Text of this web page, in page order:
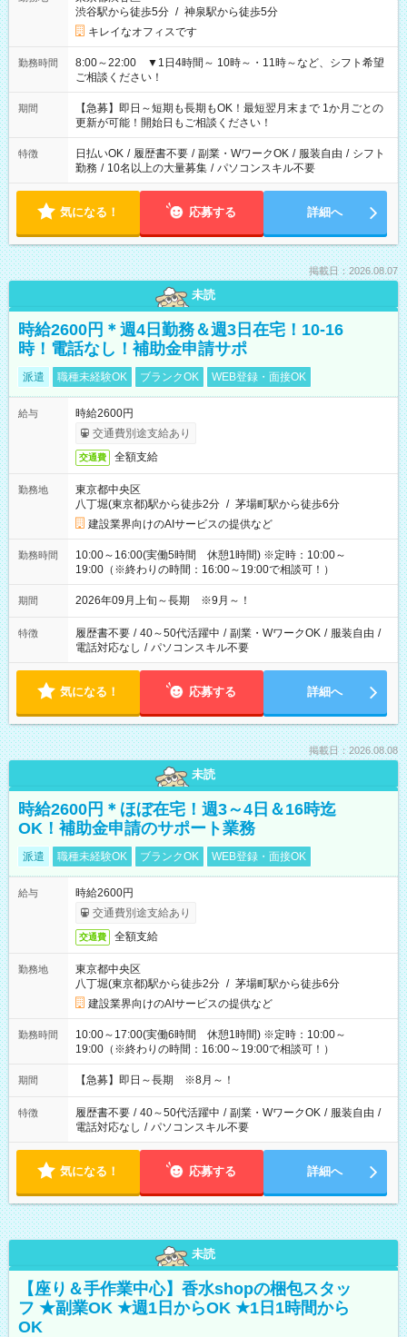
渋谷駅から徒歩5分 / 神泉駅から徒歩5分
キレイなオフィスです
勤務時間
8:00～22:00 ▼1日4時間～ 10時～・11時～など、シフト希望
ご相談ください！
期間
【急募】即日～短期も長期もOK！最短翌月末まで 1か月ごとの
更新が可能！開始日もご相談ください！
特徴 日払いOK / 履歴書不要 / 副業・WワークOK / 服装自由 / シフト
勤務 / 10名以上の大量募集 / パソコンスキル不要
気になる！ 応募する 詳細へ
掲載日：2026.08.07
未読
時給2600円＊週4日勤務＆週3日在宅！10-16
時！電話なし！補助金申請サポ
派遣 職種未経験OK ブランクOK WEB登録・面接OK
給与
時給2600円
交通費別途支給あり
交通費 全額支給
勤務地
東京都中央区
八丁堀(東京都)駅から徒歩2分 / 茅場町駅から徒歩6分
建設業界向けのAIサービスの提供など
勤務時間
10:00～16:00(実働5時間 休憩1時間) ※定時：10:00～
19:00（※終わりの時間：16:00～19:00で相談可！）
期間 2026年09月上旬～長期 ※9月～！
特徴 履歴書不要 / 40～50代活躍中 / 副業・WワークOK / 服装自由 /
電話対応なし / パソコンスキル不要
気になる！ 応募する 詳細へ
掲載日：2026.08.08
未読
時給2600円＊ほぼ在宅！週3～4日＆16時迄
OK！補助金申請のサポート業務
派遣 職種未経験OK ブランクOK WEB登録・面接OK
給与
時給2600円
交通費別途支給あり
交通費 全額支給
勤務地
東京都中央区
八丁堀(東京都)駅から徒歩2分 / 茅場町駅から徒歩6分
建設業界向けのAIサービスの提供など
勤務時間
10:00～17:00(実働6時間 休憩1時間) ※定時：10:00～
19:00（※終わりの時間：16:00～19:00で相談可！）
期間 【急募】即日～長期 ※8月～！
特徴 履歴書不要 / 40～50代活躍中 / 副業・WワークOK / 服装自由 /
電話対応なし / パソコンスキル不要
気になる！ 応募する 詳細へ
未読
【座り＆手作業中心】香水shopの梱包スタッ
フ ★副業OK ★週1日からOK ★1日1時間から
OK